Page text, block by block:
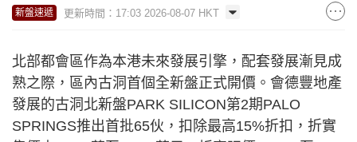
新盤速遞 更新時間：17:03 2026-08-07 HKT
北部都會區作為本港未來發展引擎，配套發展漸見成
熟之際，區內古洞首個全新盤正式開價。會德豐地產
發展的古洞北新盤PARK SILICON第2期PALO
SPRINGS推出首批65伙，扣除最高15%折扣，折實